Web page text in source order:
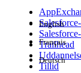
Experience
Trailhead
Tillid
English
Français
Deutsch